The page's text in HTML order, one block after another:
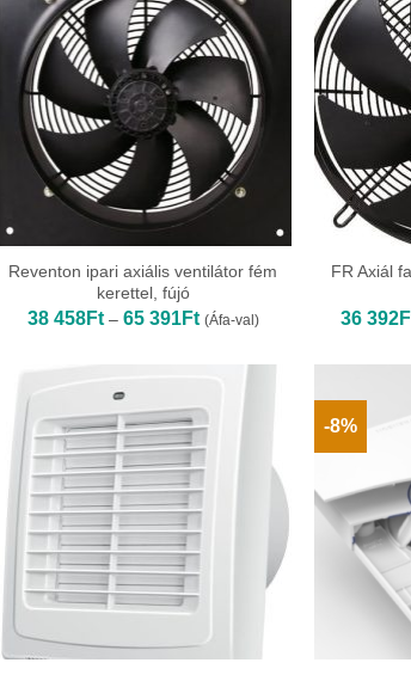
Reventon ipari axiális ventilátor fém
kerettel, fújó
38 458Ft – 65 391FtÁrtartomány:
38
(Áfa-val)
FR Axiál
36 392
-8%